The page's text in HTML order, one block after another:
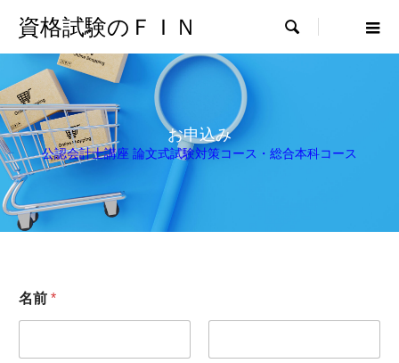
資格試験のＦＩＮ 
お申込み
公認会計士講座 論文式試験対策コース・総合本科コース
名前 *